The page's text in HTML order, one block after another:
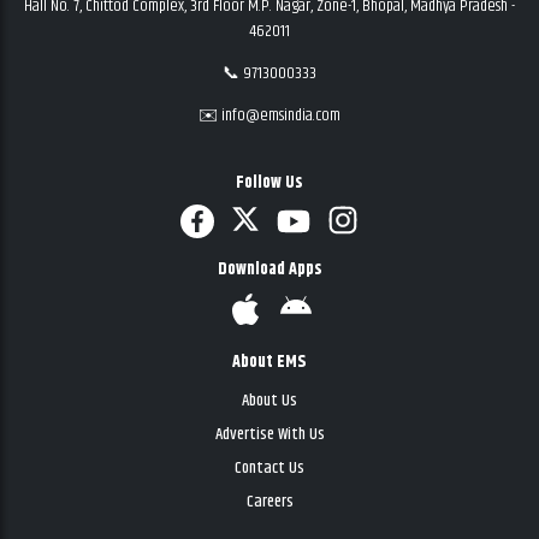
Hall No. 7, Chittod Complex, 3rd Floor M.P. Nagar, Zone-1, Bhopal, Madhya Pradesh -
462011
📞 9713000333
✉️ info@emsindia.com
Follow Us
Download Apps
About EMS
About Us
Advertise With Us
Contact Us
Careers